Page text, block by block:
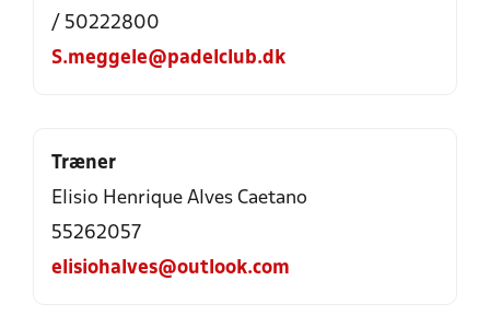
/ 50222800
S.meggele@padelclub.dk
Træner
Elisio Henrique Alves Caetano
55262057
elisiohalves@outlook.com